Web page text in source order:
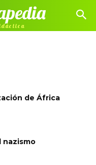
de África
nazismo